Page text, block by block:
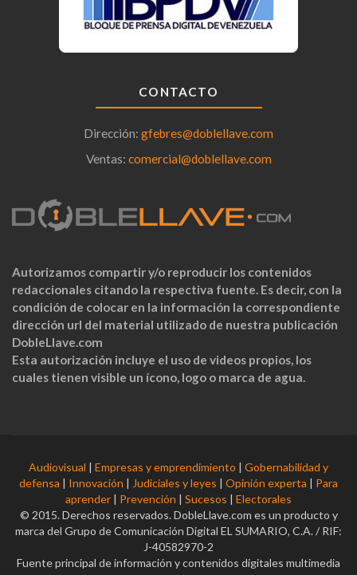
CONTACTO
Dirección: gfebres@doblellave.com
Ventas: comercial@doblellave.com
Autorizamos compartir y/o reproducir los contenidos
redaccionales citando la respectiva fuente. Es decir, con la
condición de colocar en la información la correspondiente
dirección url del material utilizado de nuestra publicación
DobleLlave.com
Esta autorización incluye el uso de videos propios, los
cuales tienen visible un ícono, logo o marca de agua.
Audiovisual | Empresas y emprendimiento | Gobernabilidad y
defensa | Innovación | Judiciales y leyes | Opinión experta | Para
aprender | Prevención | Sucesos | Electorales
© 2015. Derechos reservados. DobleLlave.com es un producto y
marca del Grupo de Comunicación Digital EL SUMARIO, C.A. / RIF:
J-40582970-2
Fuente principal de información y contenidos digitales multimedia